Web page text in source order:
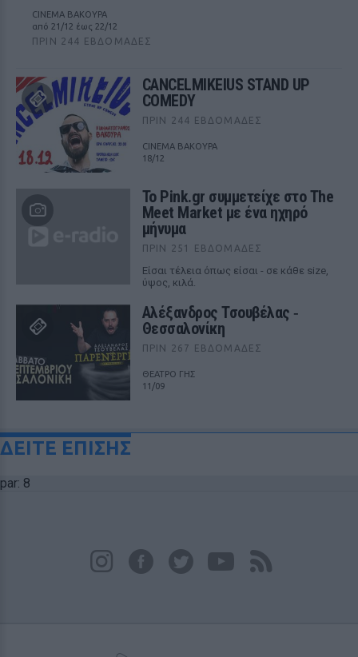
CINEMA ΒΑΚΟΥΡΑ
από 21/12 έως 22/12
ΠΡΙΝ 244 ΕΒΔΟΜΆΔΕΣ
CANCELMIKEIUS STAND UP
COMEDY
ΠΡΙΝ 244 ΕΒΔΟΜΆΔΕΣ
CINEMA ΒΑΚΟΥΡΑ
18/12
Το Pink.gr συμμετείχε στο The
Meet Market με ένα ηχηρό
μήνυμα
ΠΡΙΝ 251 ΕΒΔΟΜΆΔΕΣ
Είσαι τέλεια όπως είσαι - σε κάθε size,
ύψος, κιλά.
Αλέξανδρος Τσουβέλας ‑
Θεσσαλονίκη
ΠΡΙΝ 267 ΕΒΔΟΜΆΔΕΣ
ΘΕΑΤΡΟ ΓΗΣ
11/09
ΔΕΙΤΕ ΕΠΙΣΗΣ
par: 8